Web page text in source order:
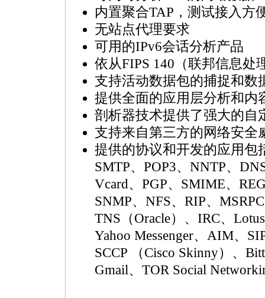
内置聚合TAP，测试接入方
无站点代理要求
可用的IPv6会话分析产品
依从FIPS 140（联邦信息处
支持活动数据包的捕捉和数
提供全面的应用层分析和内
剖析器技术提供了强大的自
支持来自第三方的网络安全
提供的协议和开发的应用包
SMTP、POP3、NNTP、
Vcard、PGP、SMIME、
SNMP、NFS、RIP、
TNS（Oracle）、IRC、
Yahoo Messenger、AIM、
SCCP （Cisco Skinny）、
Gmail、TOR Social